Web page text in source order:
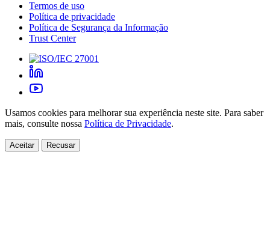
Termos de uso
Política de privacidade
Política de Segurança da Informação
Trust Center
Usamos cookies para melhorar sua experiência neste site. Para saber
mais, consulte nossa Política de Privacidade.
Aceitar Recusar